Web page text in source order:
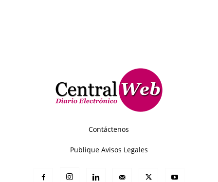
Contáctenos
Publique Avisos Legales